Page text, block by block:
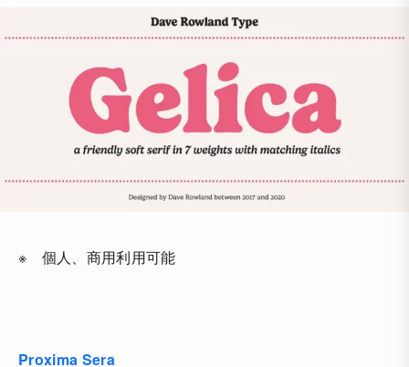
※ 個人、商用利用可能
Proxima Sera